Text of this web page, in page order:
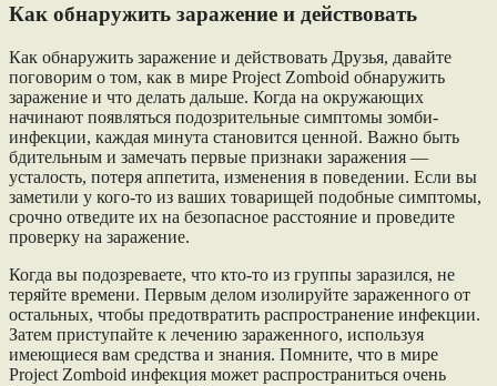
Как обнаружить заражение и действовать
Как обнаружить заражение и действовать Друзья, давайте
поговорим о том, как в мире Project Zomboid обнаружить
заражение и что делать дальше. Когда на окружающих
начинают появляться подозрительные симптомы зомби-
инфекции, каждая минута становится ценной. Важно быть
бдительным и замечать первые признаки заражения —
усталость, потеря аппетита, изменения в поведении. Если вы
заметили у кого-то из ваших товарищей подобные симптомы,
срочно отведите их на безопасное расстояние и проведите
проверку на заражение.
Когда вы подозреваете, что кто-то из группы заразился, не
теряйте времени. Первым делом изолируйте зараженного от
остальных, чтобы предотвратить распространение инфекции.
Затем приступайте к лечению зараженного, используя
имеющиеся вам средства и знания. Помните, что в мире
Project Zomboid инфекция может распространиться очень